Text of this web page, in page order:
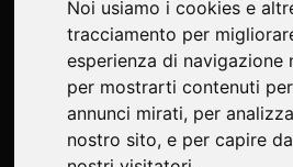
Noi usiamo i cookies e
tracciamento per
esperienza di navigazione
per mostrarti contenuti
annunci mirati, per
nostro sito, e per capire